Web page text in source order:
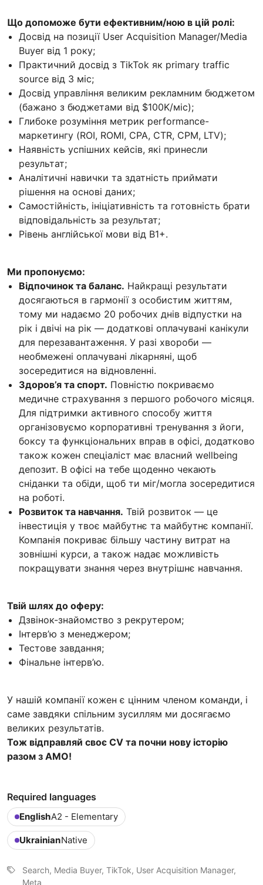
Що допоможе бути ефективним/ною в цій ролі:
Досвід на позиції User Acquisition Manager/Media
Buyer від 1 року;
Практичний досвід з TikTok як primary traffic
source від 3 міс;
Досвід управління великим рекламним бюджетом
(бажано з бюджетами від $100K/міс);
Глибоке розуміння метрик performance-
маркетингу (ROI, ROMI, CPA, CTR, CPM, LTV);
Наявність успішних кейсів, які принесли
результат;
Аналітичні навички та здатність приймати
рішення на основі даних;
Самостійність, ініціативність та готовність брати
відповідальність за результат;
Рівень англійської мови від B1+.
Ми пропонуємо:
Відпочинок та баланс. Найкращі результати
досягаються в гармонії з особистим життям,
тому ми надаємо 20 робочих днів відпустки на
рік і двічі на рік — додаткові оплачувані канікули
для перезавантаження. У разі хвороби —
необмежені оплачувані лікарняні, щоб
зосередитися на відновленні.
Здоров’я та спорт. Повністю покриваємо
медичне страхування з першого робочого місяця.
Для підтримки активного способу життя
організовуємо корпоративні тренування з йоги,
боксу та функціональних вправ в офісі, додатково
також кожен спеціаліст має власний wellbeing
депозит. В офісі на тебе щоденно чекають
сніданки та обіди, щоб ти міг/могла зосередитися
на роботі.
Розвиток та навчання. Твій розвиток — це
інвестиція у твоє майбутнє та майбутнє компанії.
Компанія покриває більшу частину витрат на
зовнішні курси, а також надає можливість
покращувати знання через внутрішнє навчання.
Твій шлях до оферу:
Дзвінок-знайомство з рекрутером;
Інтерв’ю з менеджером;
Тестове завдання;
Фінальне інтерв’ю.
У нашій компанії кожен є цінним членом команди, і
саме завдяки спільним зусиллям ми досягаємо
великих результатів.
Тож відправляй своє CV та почни нову історію
разом з AMO!
Required languages
EnglishA2 - Elementary
UkrainianNative
Search, Media Buyer, TikTok, User Acquisition Manager,
Meta